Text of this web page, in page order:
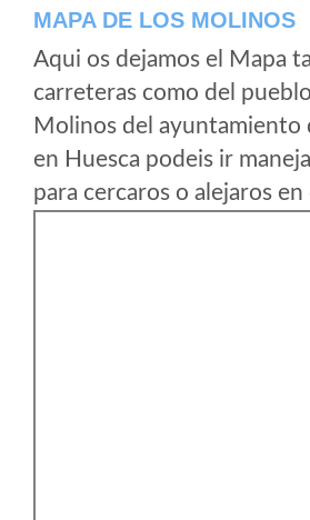
MAPA DE LOS MOLINOS
Aqui os dejamos el Mapa
carreteras como del
Molinos del ayuntamiento
en Huesca podeis ir
para cercaros o alejaros en